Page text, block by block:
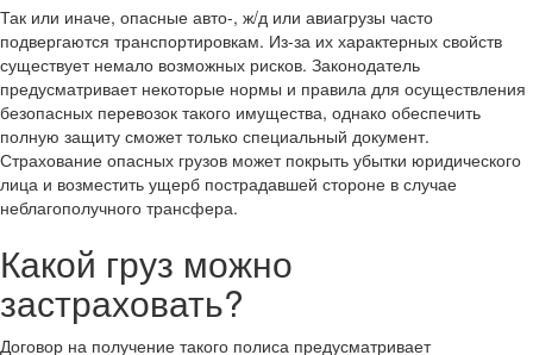
Так или иначе, опасные авто-, ж/д или авиагрузы часто
подвергаются транспортировкам. Из-за их характерных свойств
существует немало возможных рисков. Законодатель
предусматривает некоторые нормы и правила для осуществления
безопасных перевозок такого имущества, однако обеспечить
полную защиту сможет только специальный документ.
Страхование опасных грузов может покрыть убытки юридического
лица и возместить ущерб пострадавшей стороне в случае
неблагополучного трансфера.
Какой груз можно
застраховать?
Договор на получение такого полиса предусматривает